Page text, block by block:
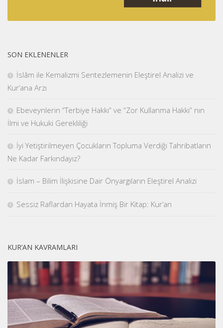
SON EKLENENLER
İslâm ile Kemalizmi Sentezlemenin Eleştirel Analizi ve
Kur’ana Arzı
Ebeveynlerin “Terbiye Hakkı” ve “Zor Kullanma Hakkı” nın
İlmi ve Hukuki Gerekliliği
İyi Yetiştirilmeyen Çocukların Topluma Verdiği Tahribatların
Ne Kadar Farkındayız?
İslam – Bilim İlişkisine Dair Önyargıların Eleştirel Analizi
Sessiz Raflardan Hayata İnmiş Bir Kitap: Kur’an
KUR’AN KAVRAMLARI